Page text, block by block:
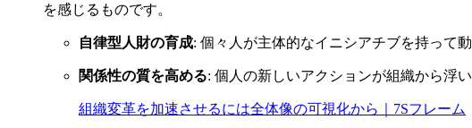
を感じるものです。
自律型人財の育成: 個々人が主体的なイニシアチブを持って
関係性の質を高める: 個人の新しいアクションが組織から浮
組織変革を加速させるには全体像の可視化から｜7Sフレーム